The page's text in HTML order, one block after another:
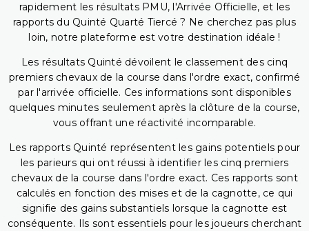
rapidement les résultats PMU, l'Arrivée Officielle, et les
rapports du Quinté Quarté Tiercé ? Ne cherchez pas plus
loin, notre plateforme est votre destination idéale !
Les résultats Quinté dévoilent le classement des cinq
premiers chevaux de la course dans l'ordre exact, confirmé
par l'arrivée officielle. Ces informations sont disponibles
quelques minutes seulement après la clôture de la course,
vous offrant une réactivité incomparable.
Les rapports Quinté représentent les gains potentiels pour
les parieurs qui ont réussi à identifier les cinq premiers
chevaux de la course dans l'ordre exact. Ces rapports sont
calculés en fonction des mises et de la cagnotte, ce qui
signifie des gains substantiels lorsque la cagnotte est
conséquente. Ils sont essentiels pour les joueurs cherchant